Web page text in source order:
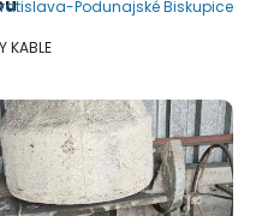
Podunajské Biskupice
KABLE